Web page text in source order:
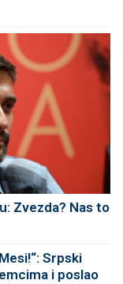
Zvezda? Nas to
Srpski
i poslao